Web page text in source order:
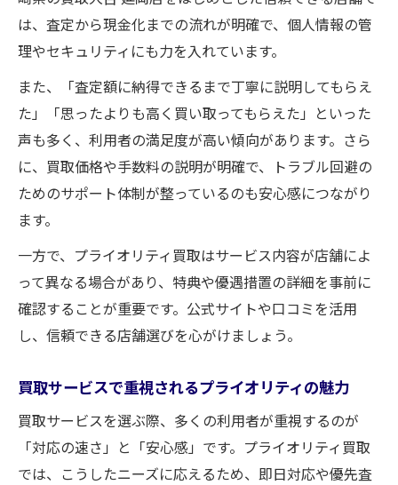
は、査定から現金化までの流れが明確で、個人情報の管
理やセキュリティにも力を入れています。
また、「査定額に納得できるまで丁寧に説明してもらえ
た」「思ったよりも高く買い取ってもらえた」といった
声も多く、利用者の満足度が高い傾向があります。さら
に、買取価格や手数料の説明が明確で、トラブル回避の
ためのサポート体制が整っているのも安心感につながり
ます。
一方で、プライオリティ買取はサービス内容が店舗によ
って異なる場合があり、特典や優遇措置の詳細を事前に
確認することが重要です。公式サイトや口コミを活用
し、信頼できる店舗選びを心がけましょう。
買取サービスで重視されるプライオリティの魅力
買取サービスを選ぶ際、多くの利用者が重視するのが
「対応の速さ」と「安心感」です。プライオリティ買取
では、こうしたニーズに応えるため、即日対応や優先査